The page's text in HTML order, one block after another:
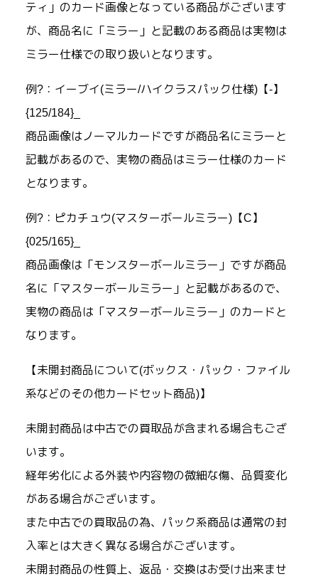
ティ」のカード画像となっている商品がございます
が、商品名に「ミラー」と記載のある商品は実物は
ミラー仕様での取り扱いとなります。
例?：イーブイ(ミラー/ハイクラスパック仕様)【-】
{125/184}_
商品画像はノーマルカードですが商品名にミラーと
記載があるので、実物の商品はミラー仕様のカード
となります。
例?：ピカチュウ(マスターボールミラー)【C】
{025/165}_
商品画像は「モンスターボールミラー」ですが商品
名に「マスターボールミラー」と記載があるので、
実物の商品は「マスターボールミラー」のカードと
なります。
【未開封商品について(ボックス・パック・ファイル
系などのその他カードセット商品)】
未開封商品は中古での買取品が含まれる場合もござ
います。
経年劣化による外装や内容物の微細な傷、品質変化
がある場合がございます。
また中古での買取品の為、パック系商品は通常の封
入率とは大きく異なる場合がございます。
未開封商品の性質上、返品・交換はお受け出来ませ